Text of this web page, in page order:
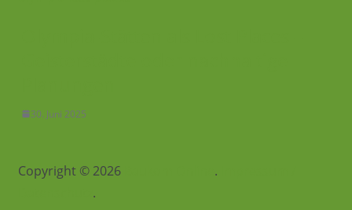
30. Juni 2025
Copyright © 2026 .
.